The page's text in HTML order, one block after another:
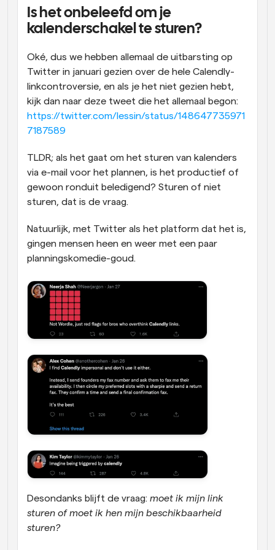
Supercharged planning met AI-gestuurde
Workflow
Automatiseer planning en herinneringen
Blog
Blijf op de hoogte van het laatste nieuws en updates
Ontmoet cliënten binnen enkele minuten
Dynamische Groep Links
Boek naadloos vergaderingen met meerdere mensen
Webhooks
Ontvang een melding wanneer er iets gebeurt
Is het onbeleefd om je
kalenderschakel te sturen?
Oké, dus we hebben allemaal de uitbarsting op
Twitter in januari gezien over de hele Calendly-
linkcontroversie, en als je het niet gezien hebt,
https://twitter.com/lessin/status/148647735971
7187589
TLDR; als het gaat om het sturen van kalenders
via e-mail voor het plannen, is het productief of
gewoon ronduit beledigend? Sturen of niet
sturen, dat is de vraag.
Natuurlijk, met Twitter als het platform dat het is,
gingen mensen heen en weer met een paar
planningskomedie-goud.
Desondanks blijft de vraag: moet ik mijn link
sturen of moet ik hen mijn beschikbaarheid
sturen?